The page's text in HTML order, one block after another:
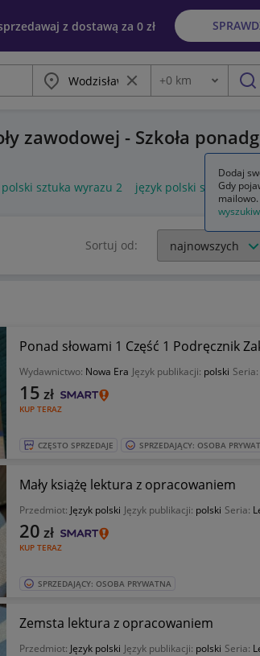
z dostawą za 0 zł
Miasto Wyczyść frazę
Odległość
+0 km
zawodowej - Szkoła
polski sztuka wyrazu 2 język polski sztuka
Sortuj od:
Ponad słowami 1 Część 1 Podręcznik
Wydawnictwo: Nowa Era Język publikacji: polski Seria:
KUP TERAZ
15 zł
CZĘSTO SPRZEDAJE SPRZEDAJĄCY: OSOBA
Mały książę lektura z opracowaniem
Przedmiot: Język polski Język publikacji: polski Seria:
KUP TERAZ
20 zł
SPRZEDAJĄCY: OSOBA PRYWATNA
Zemsta lektura z opracowaniem
Przedmiot: Język polski Język publikacji: polski Seria:
Dodaj
Gdy